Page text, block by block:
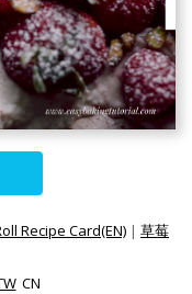
Recipe Card(EN) | 草莓
CN